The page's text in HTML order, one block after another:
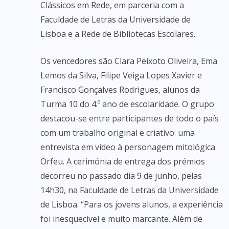
Clássicos em Rede, em parceria com a
Faculdade de Letras da Universidade de
Lisboa e a Rede de Bibliotecas Escolares.
Os vencedores são Clara Peixoto Oliveira, Ema
Lemos da Silva, Filipe Veiga Lopes Xavier e
Francisco Gonçalves Rodrigues, alunos da
Turma 10 do 4.º ano de escolaridade. O grupo
destacou-se entre participantes de todo o país
com um trabalho original e criativo: uma
entrevista em vídeo à personagem mitológica
Orfeu. A cerimónia de entrega dos prémios
decorreu no passado dia 9 de junho, pelas
14h30, na Faculdade de Letras da Universidade
de Lisboa. “Para os jovens alunos, a experiência
foi inesquecível e muito marcante. Além de